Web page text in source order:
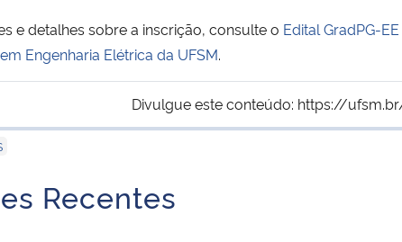
e detalhes sobre a inscrição, consulte o Edital GradPG-
Engenharia Elétrica da UFSM.
Divulgue este conteúdo: https://
Recentes